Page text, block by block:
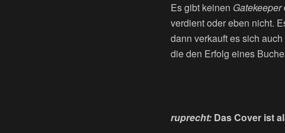
Es gibt keinen Gatekeeper
verdient oder eben nicht.
dann verkauft es sich
die den Erfolg eines
ruprecht: Das Cover ist